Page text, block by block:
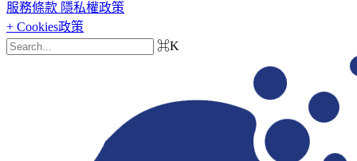
服務條款 隱私權政策
+ Cookies政策
⌘K